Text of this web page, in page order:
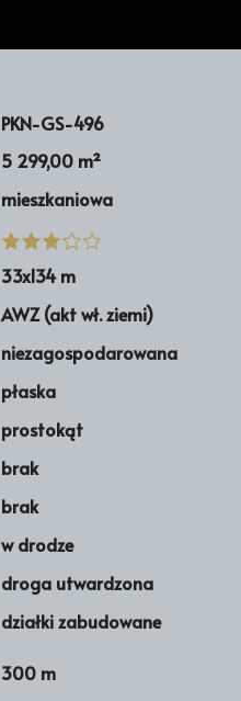
PKN-GS-496
5 299,00 m²
mieszkaniowa
33x134 m
AWZ (akt wł. ziemi)
niezagospodarowana
płaska
prostokąt
brak
brak
w drodze
droga utwardzona
działki zabudowane
300 m